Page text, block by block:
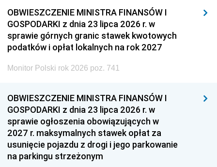
OBWIESZCZENIE MINISTRA FINANSÓW I
GOSPODARKI z dnia 23 lipca 2026 r. w
sprawie górnych granic stawek kwotowych
podatków i opłat lokalnych na rok 2027
Monitor Polski rok 2026 poz. 741
OBWIESZCZENIE MINISTRA FINANSÓW I
GOSPODARKI z dnia 23 lipca 2026 r. w
sprawie ogłoszenia obowiązujących w
2027 r. maksymalnych stawek opłat za
usunięcie pojazdu z drogi i jego parkowanie
na parkingu strzeżonym